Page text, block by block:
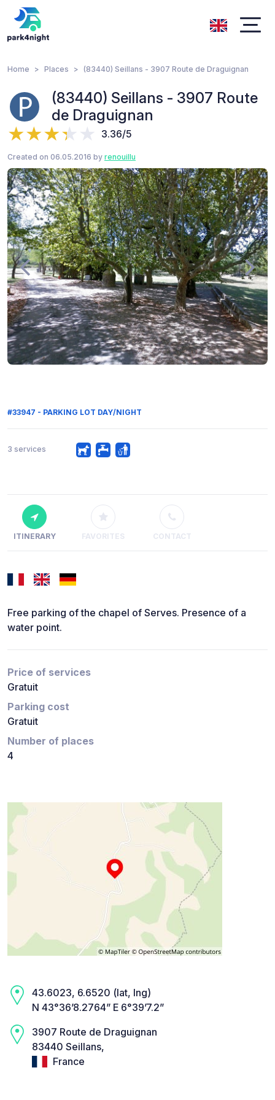
Home Places (83440) Seillans - 3907 Route de Draguignan
(83440) Seillans - 3907 Route
de Draguignan
3.36/5
Created on 06.05.2016 by renouillu
#33947 - PARKING LOT DAY/NIGHT
3 services
ITINERARY FAVORITES CONTACT
Free parking of the chapel of Serves. Presence of a
water point.
Price of services
Gratuit
Parking cost
Gratuit
Number of places
4
43.6023, 6.6520 (lat, lng)
N 43°36’8.2764” E 6°39’7.2”
3907 Route de Draguignan
83440 Seillans,
France